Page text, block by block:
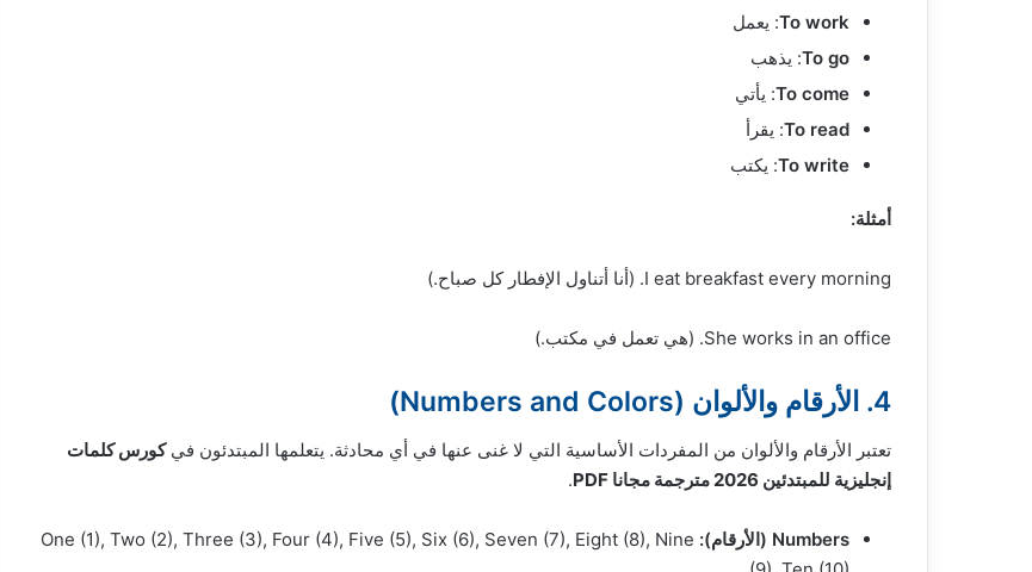
To work: يعمل
To go: يذهب
To come: يأتي
To read: يقرأ
To write: يكتب
أمثلة:
I eat breakfast every morning. (أنا أتناول الإفطار كل صباح.)
She works in an office. (هي تعمل في مكتب.)
4. الأرقام والألوان (Numbers and Colors)
تعتبر الأرقام والألوان من المفردات الأساسية التي لا غنى عنها في أي محادثة. يتعلمها المبتدئون فيكورس كلمات
إنجليزية للمبتدئين 2026 مترجمة مجانا PDF
.
Numbers (الأرقام):
One (1), Two (2), Three (3), Four (4), Five (5), Six (6), Seven (7), Eight (8), Nine